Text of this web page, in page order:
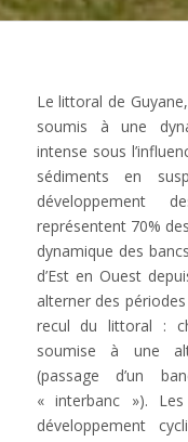
Le littoral de
soumis à une
intense sous
sédiments en
développement
représentent 70%
dynamique des
d’Est en Ouest
alterner des
recul du littoral :
soumise à une
(passage d’un
« interbanc »). Les
développement